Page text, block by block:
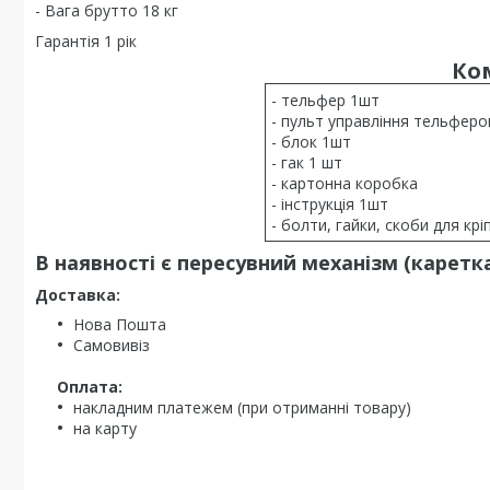
- Вага брутто 18 кг
Гарантія 1 рік
- тельфер 1шт
- пульт управління
- блок 1шт
- гак 1 шт
- картонна коробка
- інструкція 1шт
- болти, гайки, скоби для
В наявності є пересувний механізм
Доставка:
Нова Пошта
Самовивіз
Оплата:
накладним платежем (при отриманні товару)
на карту